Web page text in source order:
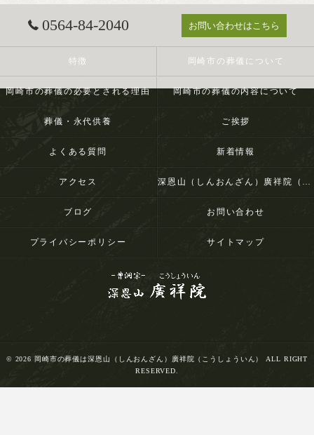
0564-84-2040 お問い合わせはこちら
特徴 岡崎市の葬儀について
岡崎市の葬儀の必要とされる理由 岡崎市の葬儀の内容について
葬儀・永代供養 ご挨拶
よくある質問 新着情報
アクセス 深恩山（しんおんざん）廣祥院（こうしょういん）
ブログ お問い合わせ
プライバシーポリシー サイトマップ
© 2026 岡崎市の葬儀は深恩山（しんおんざん）廣祥院（こうしょういん） ALL RIGHT
RESERVED.